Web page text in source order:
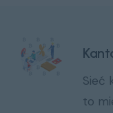
Sieć
to